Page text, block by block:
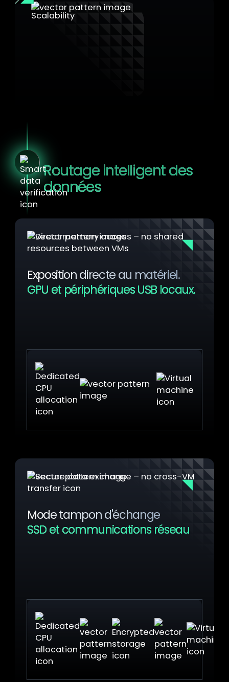
Routage intelligent des
données
Exposition directe au matériel.
GPU et périphériques USB locaux.
Mode tampon d'échange
SSD et communications réseau